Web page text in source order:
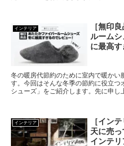
インテリア
［無印
ルーム
に最高す
冬の暖房代節約のために室内で暖かい
す。今回はそんな冬季の節約に役立つ
シューズ」をご紹介します。先に申し
インテリア
［イン
天に売っ
インテ